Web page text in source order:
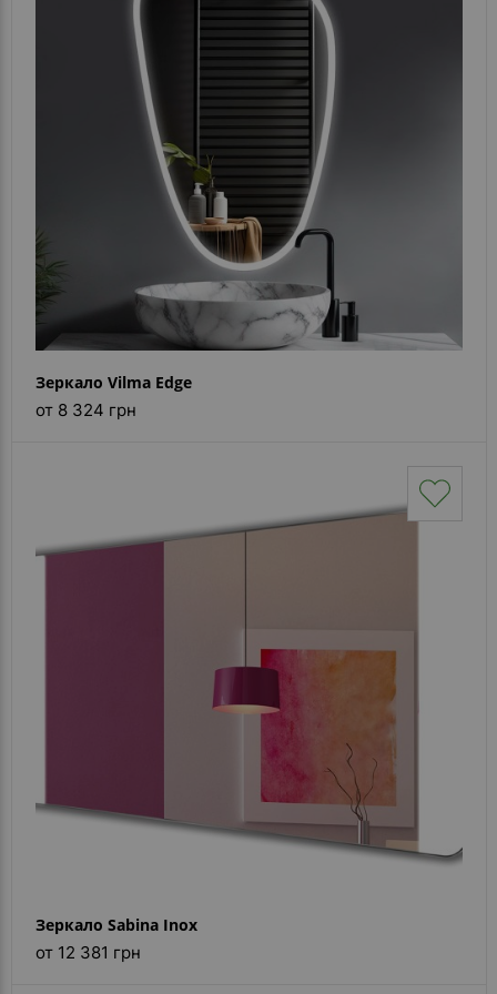
Зеркало Vilma Edge
от 8 324 грн
Зеркало Sabina Inox
от 12 381 грн